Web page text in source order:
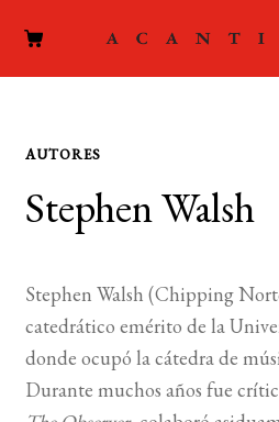
LA
AUTORES
Stephen Walsh
Stephen Walsh (Chipping
catedrático emérito de la
donde ocupó la cátedra de
Durante muchos años fue